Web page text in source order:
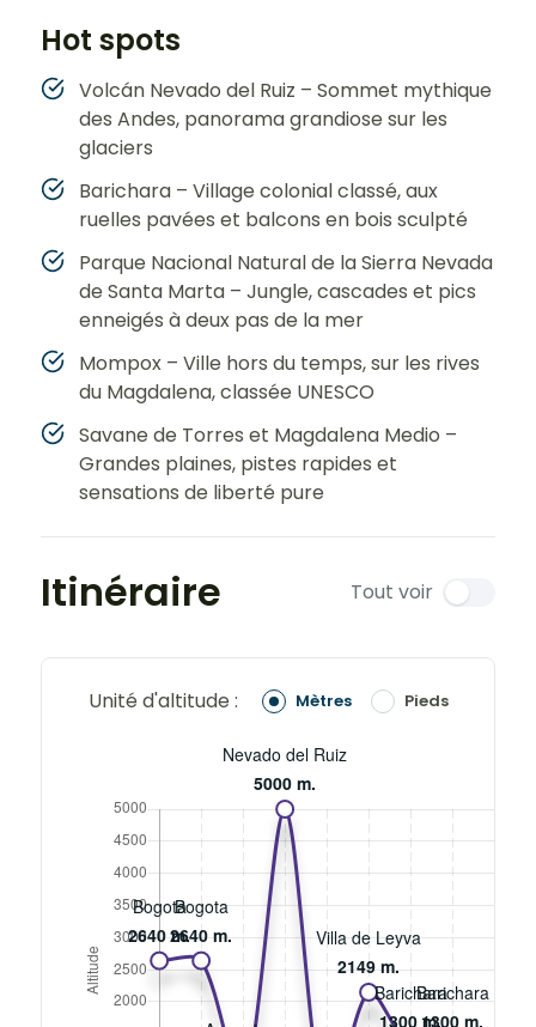
Hot spots
Volcán Nevado del Ruiz – Sommet mythique
des Andes, panorama grandiose sur les
glaciers
Barichara – Village colonial classé, aux
ruelles pavées et balcons en bois sculpté
Parque Nacional Natural de la Sierra Nevada
de Santa Marta – Jungle, cascades et pics
enneigés à deux pas de la mer
Mompox – Ville hors du temps, sur les rives
du Magdalena, classée UNESCO
Savane de Torres et Magdalena Medio –
Grandes plaines, pistes rapides et
sensations de liberté pure
Itinéraire Tout voir
Unité d'altitude : Mètres Pieds